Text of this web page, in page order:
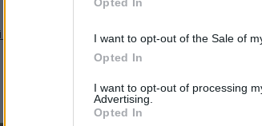
I want to opt-out of the Sale of
Opted In
I want to opt-out of processing
Advertising.
Opted In